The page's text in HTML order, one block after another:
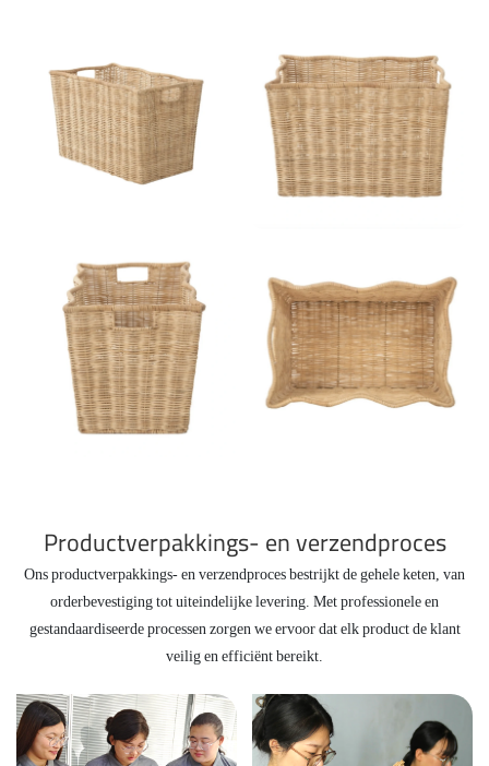
Productverpakkings- en verzendproces
Ons productverpakkings- en verzendproces bestrijkt de gehele keten, van
orderbevestiging tot uiteindelijke levering. Met professionele en
gestandaardiseerde processen zorgen we ervoor dat elk product de klant
veilig en efficiënt bereikt.